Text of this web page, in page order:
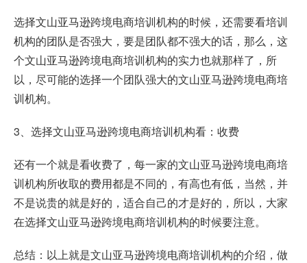
选择文山亚马逊跨境电商培训机构的时候，还需要看培训
机构的团队是否强大，要是团队都不强大的话，那么，这
个文山亚马逊跨境电商培训机构的实力也就那样了，所
以，尽可能的选择一个团队强大的文山亚马逊跨境电商培
训机构。
3、选择文山亚马逊跨境电商培训机构看：收费
还有一个就是看收费了，每一家的文山亚马逊跨境电商培
训机构所收取的费用都是不同的，有高也有低，当然，并
不是说贵的就是好的，适合自己的才是好的，所以，大家
在选择文山亚马逊跨境电商培训机构的时候要注意。
总结：以上就是文山亚马逊跨境电商培训机构的介绍，做